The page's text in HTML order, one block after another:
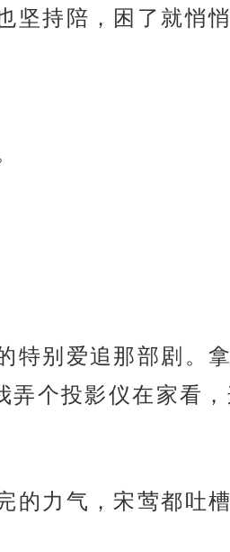
持陪，困了就悄悄
特别爱追那部剧。
个投影仪在家看
的力气，宋莺都吐